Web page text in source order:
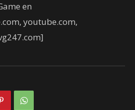
en
youtube.com,